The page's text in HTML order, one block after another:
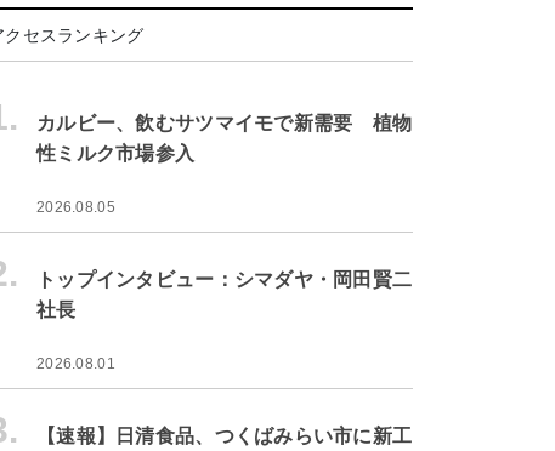
クセスランキング
カルビー、飲むサツマイモで新需要 植物
性ミルク市場参入
2026.08.05
トップインタビュー：シマダヤ・岡田賢二
社長
2026.08.01
【速報】日清食品、つくばみらい市に新工